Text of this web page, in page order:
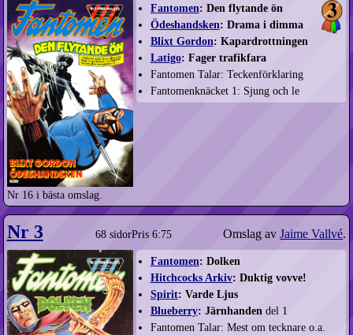
Nr 16 i bästa omslag.
Fantomen: Den flytande ön
Ödeshandsken: Drama i dimma
Blixt Gordon: Kapardrottningen
Latigo: Fager trafikfara
Fantomen Talar: Teckenförklaring
Fantomenknäcket 1: Sjung och le
Nr 3 68 sidorPris 6:75 Omslag avJaime Vallvé.
Fantomen: Dolken
Hitchcocks Arkiv: Duktig vovve!
Spirit: Varde Ljus
Blueberry: Järnhanden del 1
Fantomen Talar: Mest om tecknare o.a.